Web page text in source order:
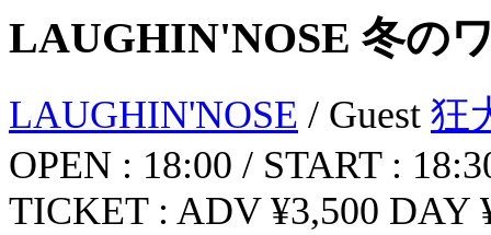
LAUGHIN'NOSE 冬の
LAUGHIN'NOSE / Guest 狂
OPEN : 18:00 / START :
TICKET : ADV ¥3,500 DAY